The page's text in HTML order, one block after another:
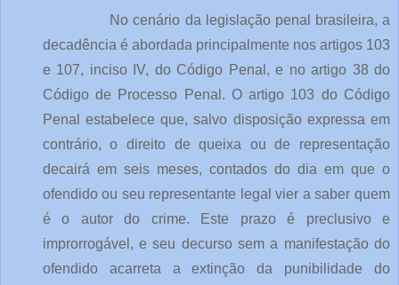
No cenário da legislação penal brasileira, a
decadência é abordada principalmente nos artigos 103
e 107, inciso IV, do Código Penal, e no artigo 38 do
Código de Processo Penal. O artigo 103 do Código
Penal estabelece que, salvo disposição expressa em
contrário, o direito de queixa ou de representação
decairá em seis meses, contados do dia em que o
ofendido ou seu representante legal vier a saber quem
é o autor do crime. Este prazo é preclusivo e
improrrogável, e seu decurso sem a manifestação do
ofendido acarreta a extinção da punibilidade do